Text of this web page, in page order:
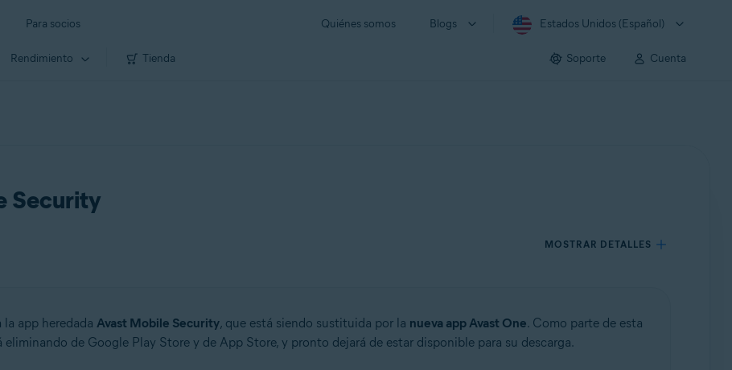
Para socios Quiénes somos Blogs Estados Unidos (Español)
Rendimiento Tienda Soporte Cuenta
Security
MOSTRAR DETALLES
app heredada Avast Mobile Security, que está siendo sustituida por la nueva app Avast One. Como parte de esta
de Google Play Store y de App Store, y pronto dejará de estar disponible para su descarga.